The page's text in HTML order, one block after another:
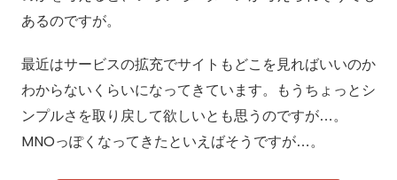
あるのですが。
最近はサービスの拡充でサイトもどこを見ればいいのか
わからないくらいになってきています。もうちょっとシ
ンプルさを取り戻して欲しいとも思うのですが…。
MNOっぽくなってきたといえばそうですが…。